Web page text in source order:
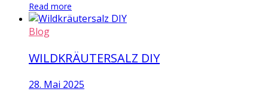
Read more
Blog
WILDKRÄUTERSALZ DIY
28. Mai 2025